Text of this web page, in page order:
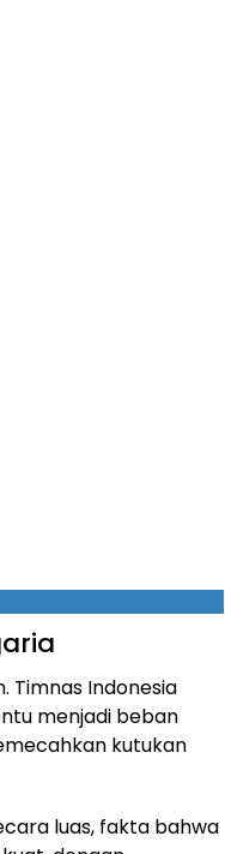
Timnas Indonesia
menjadi beban
kutukan
luas, fakta bahwa